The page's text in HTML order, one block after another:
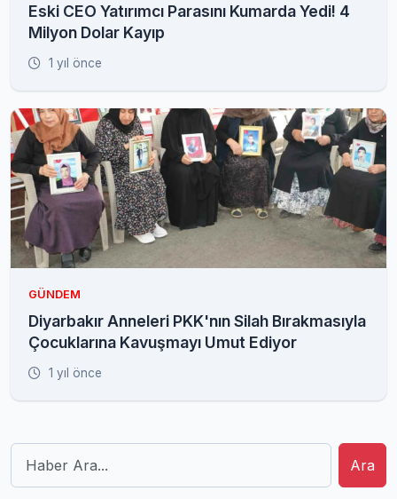
Eski CEO Yatırımcı Parasını Kumarda Yedi! 4
Milyon Dolar Kayıp
1 yıl önce
GÜNDEM
Diyarbakır Anneleri PKK'nın Silah Bırakmasıyla
Çocuklarına Kavuşmayı Umut Ediyor
1 yıl önce
Ara